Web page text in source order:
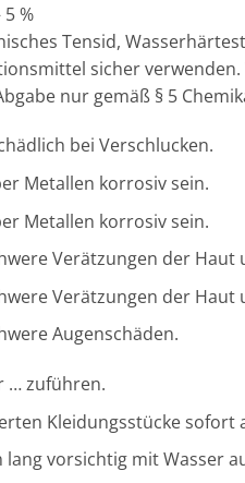
%
Tensid,
sicher
nur gemäß § 5
bei Verschlucken.
Metallen korrosiv sein.
Metallen korrosiv sein.
Verätzungen der Haut
Verätzungen der Haut
Augenschäden.
… zuführen.
Kleidungsstücke sofort
lang vorsichtig mit Wasser